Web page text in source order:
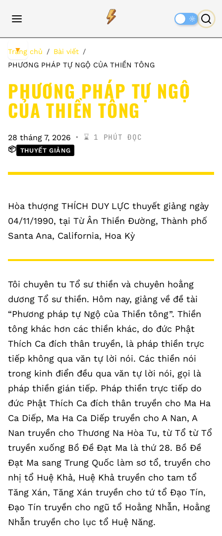
Trang chủ
Bài viết
PHƯƠNG PHÁP TỰ NGỘ CỦA THIỀN TÔNG
PHƯƠNG PHÁP TỰ NGỘ
CỦA THIỀN TÔNG
28 tháng 7, 2026 ⌛️ 1 PHÚT ĐỌC
📦 THUYẾT GIẢNG
Hòa thượng THÍCH DUY LỰC thuyết giảng ngày
04/11/1990, tại Từ Ân Thiền Đường, Thành phố
Santa Ana, California, Hoa Kỳ
Tôi chuyên tu Tổ sư thiền và chuyên hoằng
dương Tổ sư thiền. Hôm nay, giảng về đề tài
“Phương pháp tự Ngộ của Thiền tông”. Thiền
tông khác hơn các thiền khác, do đức Phật
Thích Ca đích thân truyền, là pháp thiền trực
tiếp không qua văn tự lời nói. Các thiền nói
trong kinh điển đều qua văn tự lời nói, gọi là
pháp thiền gián tiếp. Pháp thiền trực tiếp do
đức Phật Thích Ca đích thân truyền cho Ma Ha
Ca Diếp, Ma Ha Ca Diếp truyền cho A Nan, A
Nan truyền cho Thương Na Hòa Tu, từ Tổ từ Tổ
truyền xuống Bồ Đề Đạt Ma là thứ 28. Bồ Đề
Đạt Ma sang Trung Quốc làm sơ tổ, truyền cho
nhị tổ Huệ Khả, Huệ Khả truyền cho tam tổ
Tăng Xán, Tăng Xán truyền cho tứ tổ Đạo Tín,
Đạo Tín truyền cho ngũ tổ Hoằng Nhẫn, Hoằng
Nhẫn truyền cho lục tổ Huệ Năng.
▼